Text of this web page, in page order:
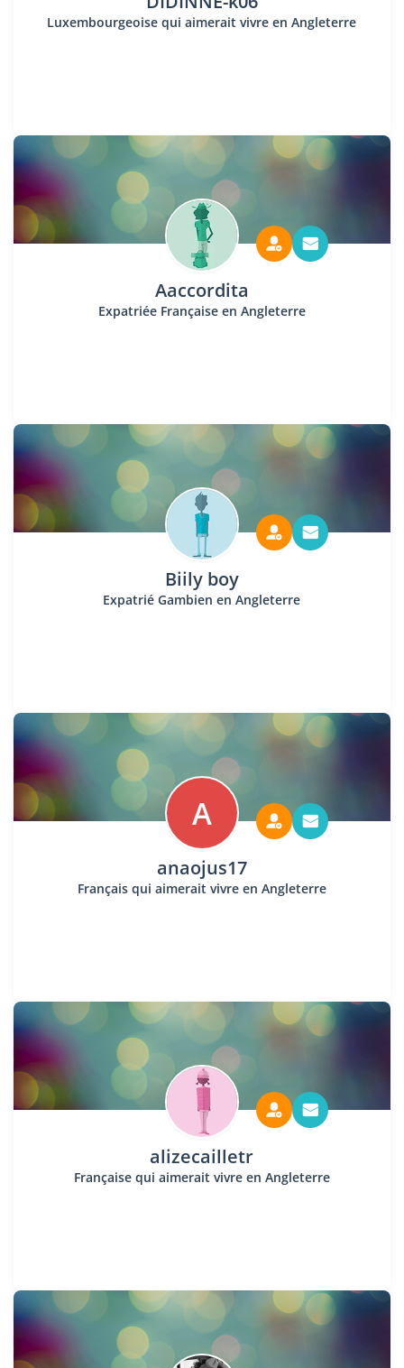
Luxembourgeoise qui aimerait vivre en Angleterre
Aaccordita
Expatriée Française en Angleterre
Biily boy
Expatrié Gambien en Angleterre
A
anaojus17
Français qui aimerait vivre en Angleterre
alizecailletr
Française qui aimerait vivre en Angleterre